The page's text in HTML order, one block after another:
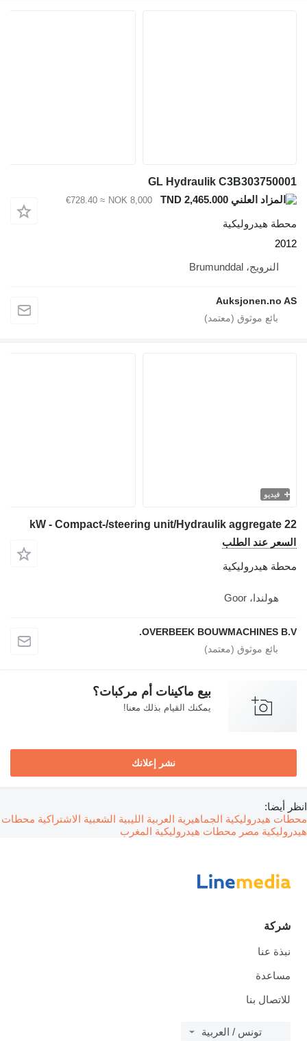
GL Hydraulik
TND 2,465.000
NOK 8,000
≈ €728.40
هيدروليكية
النرويج، Brumunddal
Auksjonen.no
فيديو
عند الطلب
هيدروليكية
هولندا، Goor
OVERBEEK BOUWMACHINES
بيع ماكينات أم مركبات؟
يمكنك القيام بذلك معنا!
نشر إعلانك
الجماهيرية العربية الليبية الشعبية الاشتراكيةمحطات
مصر محطات هيدروليكية المغرب
عنا
بنا
تونس / العربية